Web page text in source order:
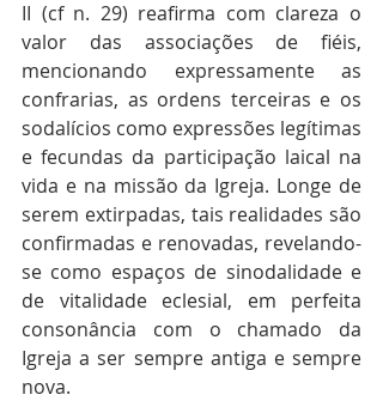
II (cf n. 29) reafirma com clareza o
valor das associações de fiéis,
mencionando expressamente as
confrarias, as ordens terceiras e os
sodalícios como expressões legítimas
e fecundas da participação laical na
vida e na missão da Igreja. Longe de
serem extirpadas, tais realidades são
confirmadas e renovadas, revelando-
se como espaços de sinodalidade e
de vitalidade eclesial, em perfeita
consonância com o chamado da
Igreja a ser sempre antiga e sempre
nova.